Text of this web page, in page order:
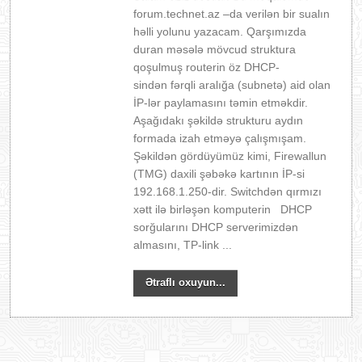
forum.technet.az –da verilən bir sualın
həlli yolunu yazacam. Qarşımızda
duran məsələ mövcud struktura
qoşulmuş routerin öz DHCP-
sindən fərqli aralığa (subnetə) aid olan
İP-lər paylamasını təmin etməkdir.
Aşağıdakı şəkildə strukturu aydın
formada izah etməyə çalışmışam.
Şəkildən gördüyümüz kimi, Firewallun
(TMG) daxili şəbəkə kartının İP-si
192.168.1.250-dir. Switchdən qırmızı
xətt ilə birləşən komputerin DHCP
sorğularını DHCP serverimizdən
almasını, TP-link ...
Ətraflı oxuyun...